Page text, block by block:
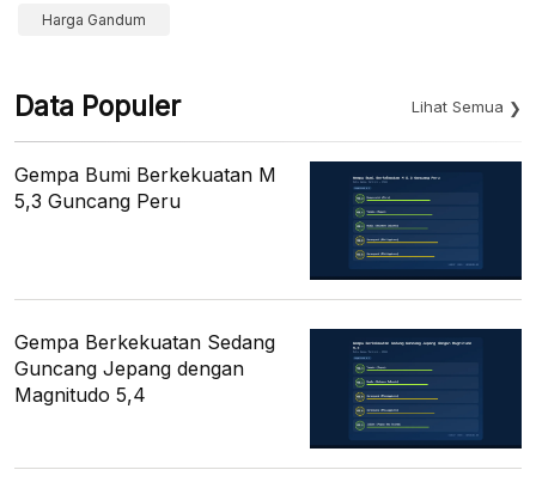
Harga Gandum
Data Populer Lihat Semua
Gempa Bumi Berkekuatan M
5,3 Guncang Peru
Gempa Berkekuatan Sedang
Guncang Jepang dengan
Magnitudo 5,4